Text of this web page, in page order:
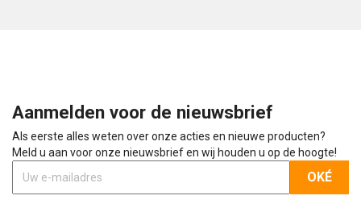
Aanmelden voor de nieuwsbrief
Als eerste alles weten over onze acties en nieuwe producten?
Meld u aan voor onze nieuwsbrief en wij houden u op de hoogte!